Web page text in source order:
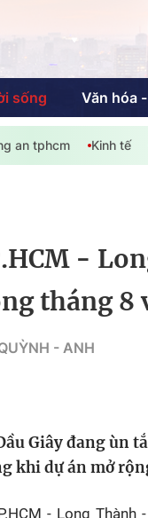
sống Văn hóa
Giáo dục
Khán giả HTV
Phim truyền
Phim tài liệu
an tphcm Kinh tế
-
tháng 8
- ANH
Giây đang ùn
khi dự án mở
- Long Thành